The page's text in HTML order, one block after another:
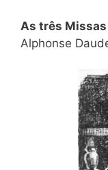
As três Missas
Alphonse